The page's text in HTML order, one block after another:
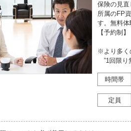
保険の見
所属のFP
す。無料体
【予約制】
※より多く
”1回限り
時間帯
定員